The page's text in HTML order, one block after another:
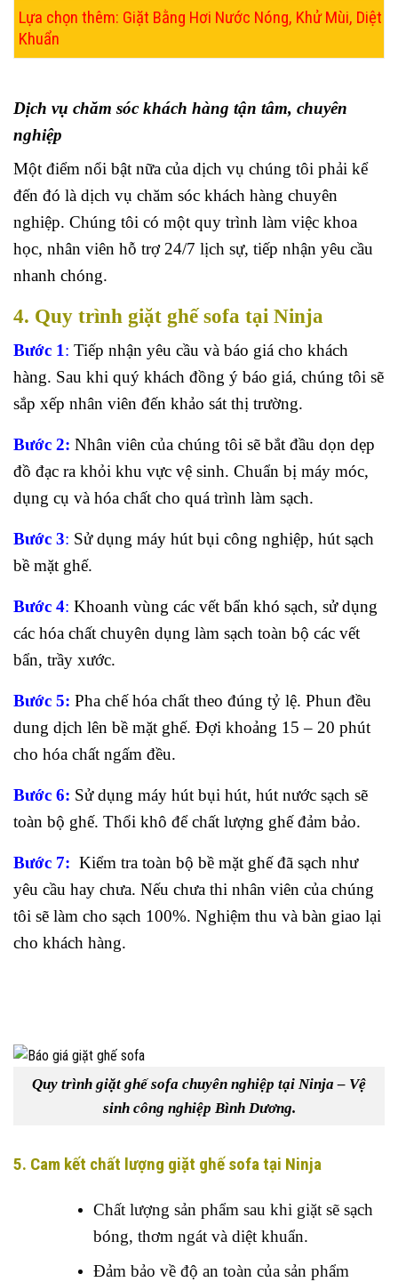
Lựa chọn thêm: Giặt Bằng Hơi Nước Nóng, Khử Mùi, Diệt
Khuẩn
Dịch vụ chăm sóc khách hàng tận tâm, chuyên
nghiệp
Một điểm nổi bật nữa của dịch vụ chúng tôi phải kể
đến đó là dịch vụ chăm sóc khách hàng chuyên
nghiệp. Chúng tôi có một quy trình làm việc khoa
học, nhân viên hỗ trợ 24/7 lịch sự, tiếp nhận yêu cầu
nhanh chóng.
4. Quy trình giặt ghế sofa tại Ninja
Bước 1: Tiếp nhận yêu cầu và báo giá cho khách
hàng. Sau khi quý khách đồng ý báo giá, chúng tôi sẽ
sắp xếp nhân viên đến khảo sát thị trường.
Bước 2: Nhân viên của chúng tôi sẽ bắt đầu dọn dẹp
đồ đạc ra khỏi khu vực vệ sinh. Chuẩn bị máy móc,
dụng cụ và hóa chất cho quá trình làm sạch.
Bước 3: Sử dụng máy hút bụi công nghiệp, hút sạch
bề mặt ghế.
Bước 4: Khoanh vùng các vết bẩn khó sạch, sử dụng
các hóa chất chuyên dụng làm sạch toàn bộ các vết
bẩn, trầy xước.
Bước 5: Pha chế hóa chất theo đúng tỷ lệ. Phun đều
dung dịch lên bề mặt ghế. Đợi khoảng 15 – 20 phút
cho hóa chất ngấm đều.
Bước 6: Sử dụng máy hút bụi hút, hút nước sạch sẽ
toàn bộ ghế. Thổi khô để chất lượng ghế đảm bảo.
Bước 7: Kiểm tra toàn bộ bề mặt ghế đã sạch như
yêu cầu hay chưa. Nếu chưa thi nhân viên của chúng
tôi sẽ làm cho sạch 100%. Nghiệm thu và bàn giao lại
cho khách hàng.
Quy trình giặt ghế sofa chuyên nghiệp tại Ninja – Vệ
sinh công nghiệp Bình Dương.
5. Cam kết chất lượng giặt ghế sofa tại Ninja
Chất lượng sản phẩm sau khi giặt sẽ sạch
bóng, thơm ngát và diệt khuẩn.
Đảm bảo về độ an toàn của sản phẩm